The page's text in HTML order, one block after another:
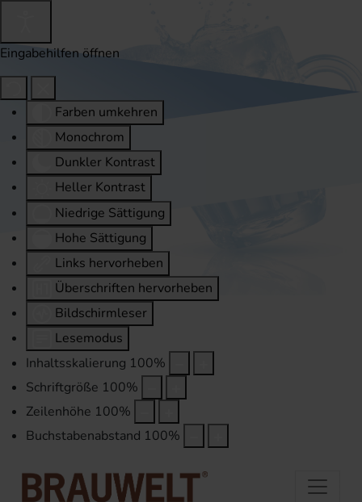
Eingabehilfen öffnen
Farben umkehren
Monochrom
Dunkler Kontrast
Heller Kontrast
Niedrige Sättigung
Hohe Sättigung
Links hervorheben
Überschriften hervorheben
Bildschirmleser
Lesemodus
Inhaltsskalierung 100%
Schriftgröße 100%
Zeilenhöhe 100%
Buchstabenabstand 100%